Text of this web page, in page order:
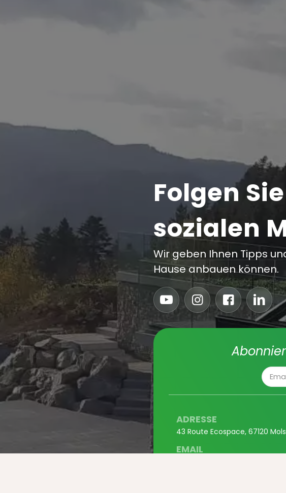
Folgen
sozialen
Wir geben Ihnen Tipps
Hause anbauen können.
ADRESSE
43 Route Ecospace, 67120
EMAIL